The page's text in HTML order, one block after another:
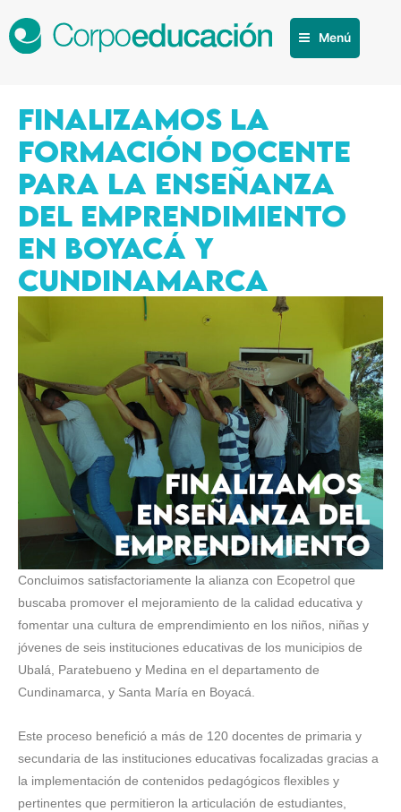
Menú
FINALIZAMOS LA
FORMACIÓN DOCENTE
PARA LA ENSEÑANZA
DEL EMPRENDIMIENTO
EN BOYACÁ Y
CUNDINAMARCA
Concluimos satisfactoriamente la alianza con Ecopetrol que
buscaba promover el mejoramiento de la calidad educativa y
fomentar una cultura de emprendimiento en los niños, niñas y
jóvenes de seis instituciones educativas de los municipios de
Ubalá, Paratebueno y Medina en el departamento de
Cundinamarca, y Santa María en Boyacá.
Este proceso benefició a más de 120 docentes de primaria y
secundaria de las instituciones educativas focalizadas gracias a
la implementación de contenidos pedagógicos flexibles y
pertinentes que permitieron la articulación de estudiantes,